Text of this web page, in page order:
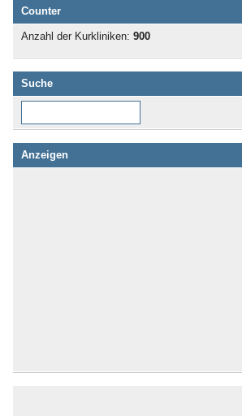
Counter
Anzahl der Kurkliniken: 900
Suche
Anzeigen